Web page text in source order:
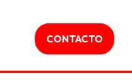
CONTACTO